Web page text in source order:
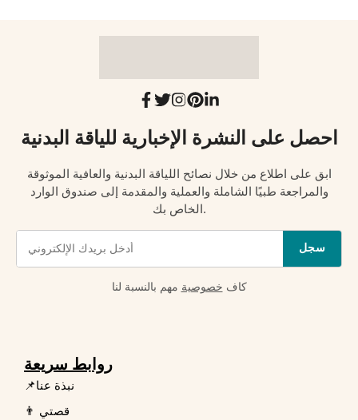
احصل على النشرة الإخبارية للياقة البدنية
ابق على اطلاع من خلال نصائح اللياقة البدنية والعافية الموثوقة
والمراجعة طبيًا الشاملة والعملية والمقدمة إلى صندوق الوارد
الخاص بك.
سجل
كاف خصوصية مهم بالنسبة لنا
روابط سريعة
📌نبذة عنا
👨 قصتي